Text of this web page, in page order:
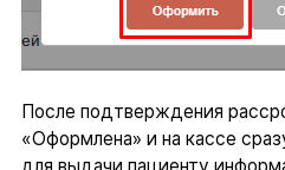
После подтверждения
«Оформлена» и на кассе